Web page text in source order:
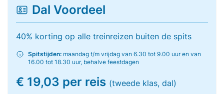
Dal Voordeel
40% korting op alle treinreizen buiten de spits
Spitstijden: maandag t/m vrijdag van 6.30 tot 9.00 uur en van
16.00 tot 18.30 uur, behalve feestdagen
€ 19,03 per reis (tweede klas, dal)